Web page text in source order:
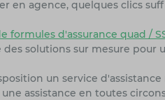
en agence, quelques clics
formules d'assurance quad /
des solutions sur mesure
un service
assistance en toutes